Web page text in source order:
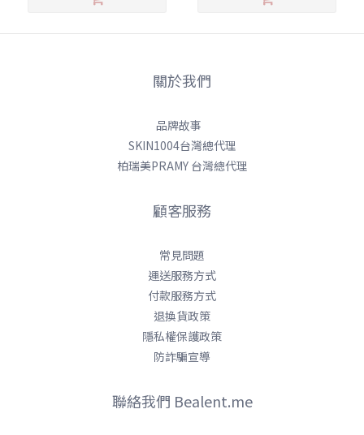
關於我們
品牌故事
SKIN1004台灣總代理
柏瑞美PRAMY 台灣總代理
顧客服務
常見問題
運送服務方式
付款服務方式
退換貨政策
隱私權保護政策
防詐騙宣導
聯絡我們 Bealent.me